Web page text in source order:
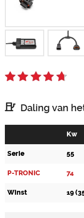
Daling van
Kw
Serie 55
P-TRONIC 74
Winst 19